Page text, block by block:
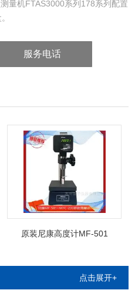
量机FTAS3000系列178系列配置
服务电话
原装尼康高度计MF-501
点击展开+